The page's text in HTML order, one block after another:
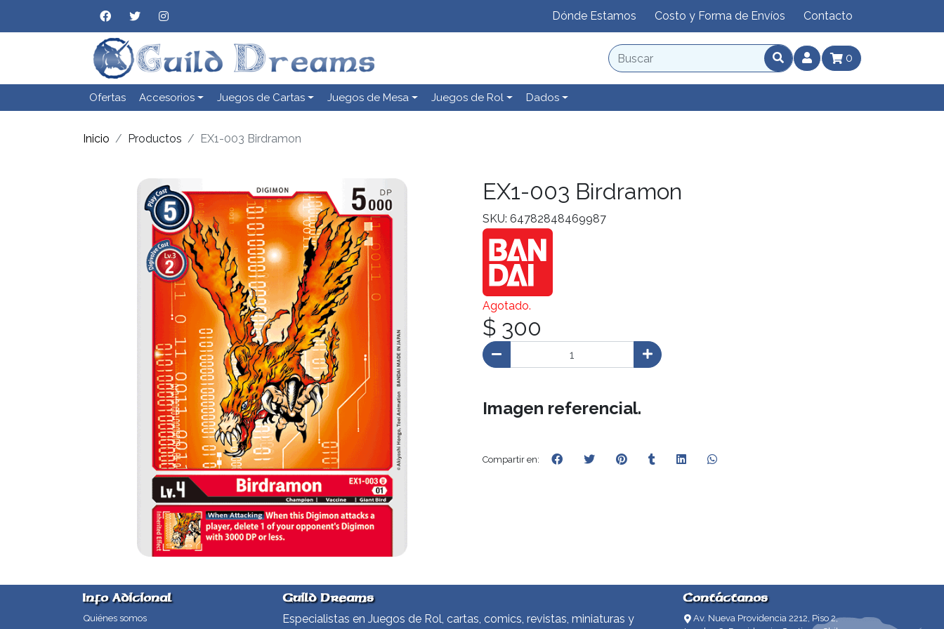
Dónde Estamos Costo y Forma de Envíos Contacto
0
Ofertas Accesorios Juegos de Cartas Juegos de Mesa Juegos de Rol Dados
Inicio Productos EX1-003 Birdramon
EX1-003 Birdramon
SKU: 64782848469987
Agotado.
$ 300
Imagen referencial.
Compartir en:
Info Adicional
Quiénes somos
Guild Dreams
Especialistas en Juegos de Rol, cartas, comics, revistas, miniaturas y
Contáctanos
Av. Nueva Providencia 2212, Piso 2,